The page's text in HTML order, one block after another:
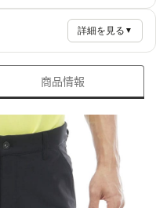
詳細を見る ▼
商品情報